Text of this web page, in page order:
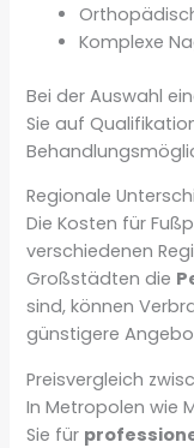
Komplexe
Bei der Auswahl
Sie auf
Regionale
Die Kosten für
verschiedenen
Großstädten die
sind, können
günstigere
Preisvergleich
In Metropolen wie
Sie für